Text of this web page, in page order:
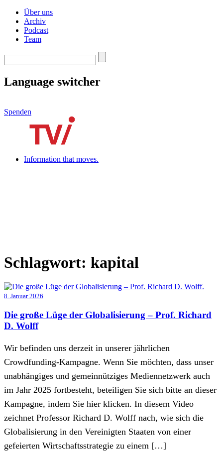
Über uns
Archiv
Podcast
Team
Language switcher
Spenden
Information that moves.
Schlagwort: kapital
8. Januar 2026
Die große Lüge der Globalisierung – Prof. Richard
D. Wolff
Wir befinden uns derzeit in unserer jährlichen
Crowdfunding-Kampagne. Wenn Sie möchten, dass unser
unabhängiges und gemeinnütziges Mediennetzwerk auch
im Jahr 2025 fortbesteht, beteiligen Sie sich bitte an dieser
Kampagne, indem Sie hier klicken. In diesem Video
zeichnet Professor Richard D. Wolff nach, wie sich die
Globalisierung in den Vereinigten Staaten von einer
gefeierten Wirtschaftsstrategie zu einem […]